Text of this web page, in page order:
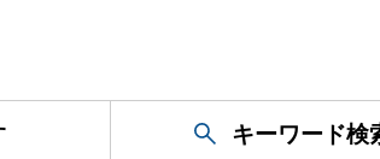
キーワード検